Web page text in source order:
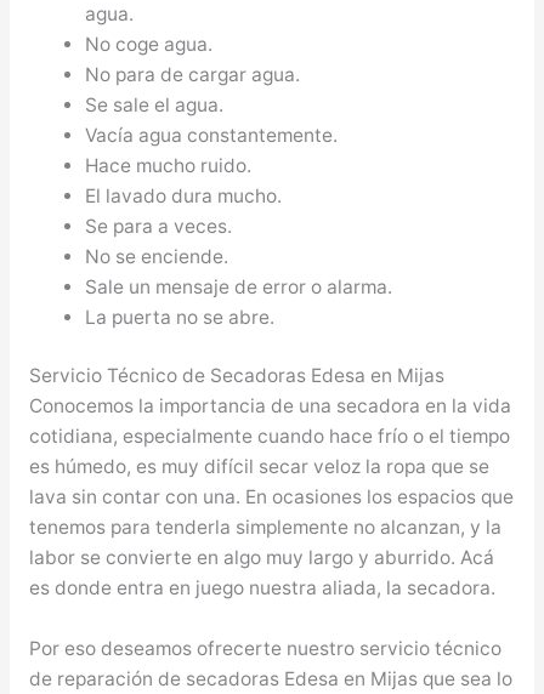
agua.
No coge agua.
No para de cargar agua.
Se sale el agua.
Vacía agua constantemente.
Hace mucho ruido.
El lavado dura mucho.
Se para a veces.
No se enciende.
Sale un mensaje de error o alarma.
La puerta no se abre.
Servicio Técnico de Secadoras Edesa en Mijas
Conocemos la importancia de una secadora en la vida
cotidiana, especialmente cuando hace frío o el tiempo
es húmedo, es muy difícil secar veloz la ropa que se
lava sin contar con una. En ocasiones los espacios que
tenemos para tenderla simplemente no alcanzan, y la
labor se convierte en algo muy largo y aburrido. Acá
es donde entra en juego nuestra aliada, la secadora.
Por eso deseamos ofrecerte nuestro servicio técnico
de reparación de secadoras Edesa en Mijas que sea lo